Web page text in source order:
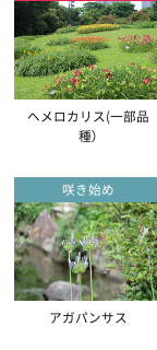
ヘメロカリス(一部品
種）
咲き始め
アガパンサス